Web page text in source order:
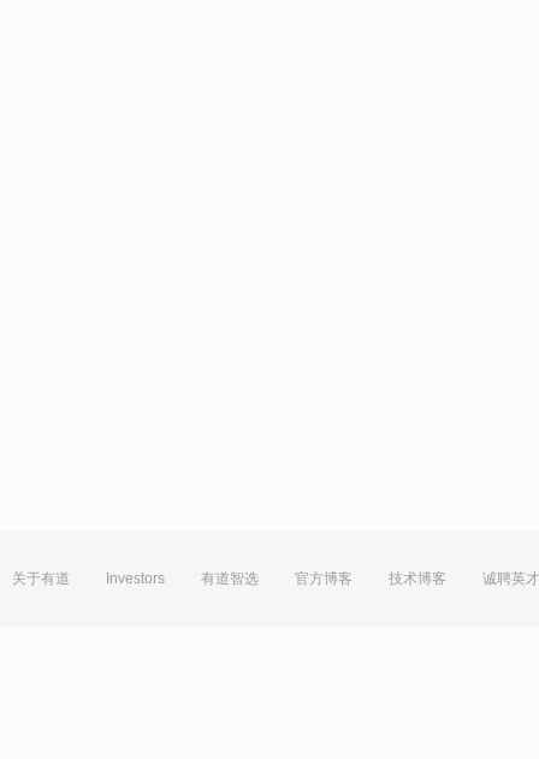
关于有道 Investors 有道智选 官方博客 技术博客 诚聘英才